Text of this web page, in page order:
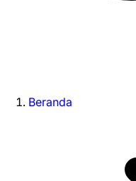
Beranda